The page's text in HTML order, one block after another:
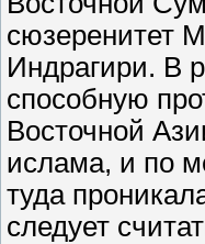
сюзеренитет
Индрагири. В
способную
Восточной
ислама, и по
туда
следует